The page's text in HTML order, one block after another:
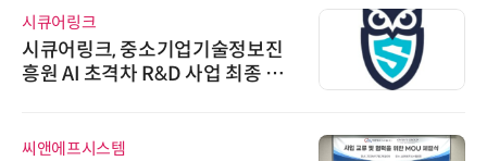
시큐어링크
시큐어링크, 중소기업기술정보진
흥원 AI 초격차 R&D 사업 최종 선
씨앤에프시스템